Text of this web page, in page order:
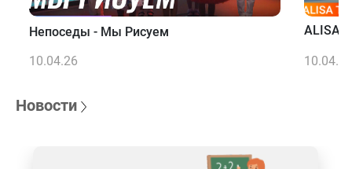
Непоседы - Мы Рисуем
10.04.26
ALISA
10.04.26
Новости